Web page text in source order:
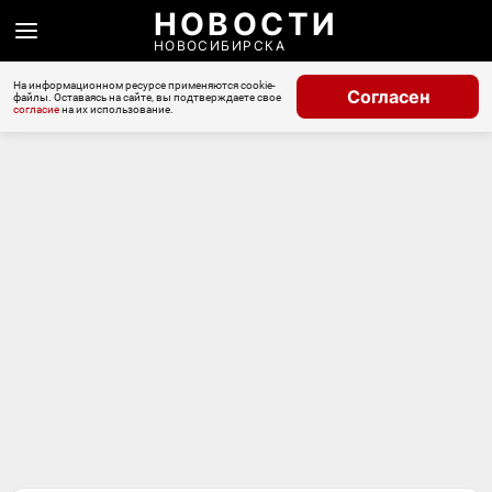
НОВОСТИ
НОВОСИБИРСКА
На информационном ресурсе применяются cookie-
файлы. Оставаясь на сайте, вы подтверждаете свое
согласиена их использование.
Согласен